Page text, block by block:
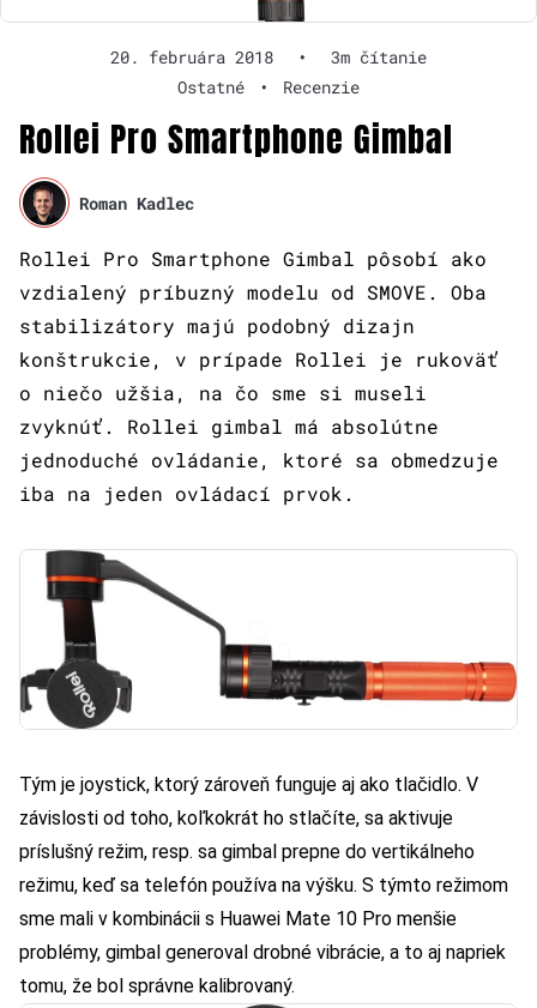
20. februára 2018 •
3m čítanie
Ostatné
• Recenzie
Rollei Pro Smartphone Gimbal
Roman Kadlec
Rollei Pro Smartphone Gimbal pôsobí ako
vzdialený príbuzný modelu od SMOVE. Oba
stabilizátory majú podobný dizajn
konštrukcie, v prípade Rollei je rukoväť
o niečo užšia, na čo sme si museli
zvyknúť. Rollei gimbal má absolútne
jednoduché ovládanie, ktoré sa obmedzuje
iba na jeden ovládací prvok.
Tým je joystick, ktorý zároveň funguje aj ako tlačidlo. V
závislosti od toho, koľkokrát ho stlačíte, sa aktivuje
príslušný režim, resp. sa gimbal prepne do vertikálneho
režimu, keď sa telefón používa na výšku. S týmto režimom
sme mali v kombinácii s Huawei Mate 10 Pro menšie
problémy, gimbal generoval drobné vibrácie, a to aj napriek
tomu, že bol správne kalibrovaný.